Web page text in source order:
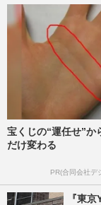
宝くじの“運任せ”か
だけ変わる
PR(合同会社デ
『東